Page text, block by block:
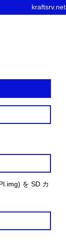
kraftsrv.net
を SD カ